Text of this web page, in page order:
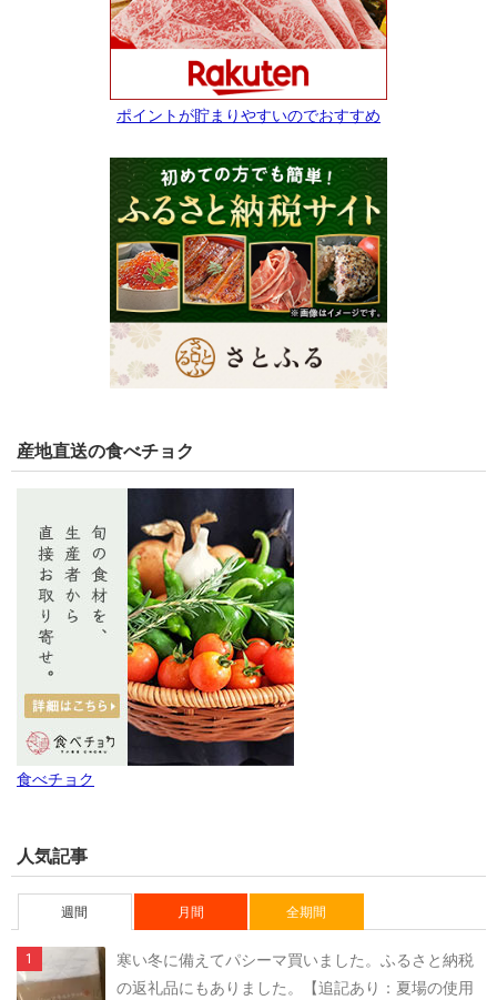
ポイントが貯まりやすいのでおすすめ
産地直送の食べチョク
食べチョク
人気記事
週間 月間 全期間
寒い冬に備えてパシーマ買いました。ふるさと納税
の返礼品にもありました。【追記あり：夏場の使用